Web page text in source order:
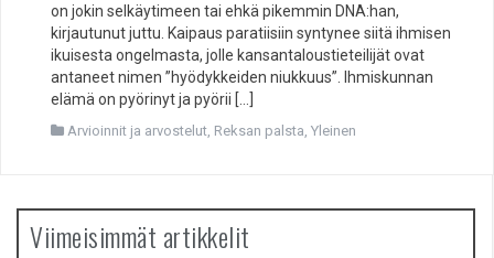
on jokin selkäytimeen tai ehkä pikemmin DNA:han,
kirjautunut juttu. Kaipaus paratiisiin syntynee siitä ihmisen
ikuisesta ongelmasta, jolle kansantaloustieteilijät ovat
antaneet nimen ”hyödykkeiden niukkuus”. Ihmiskunnan
elämä on pyörinyt ja pyörii […]
Arvioinnit ja arvostelut, Reksan palsta, Yleinen
Viimeisimmät artikkelit